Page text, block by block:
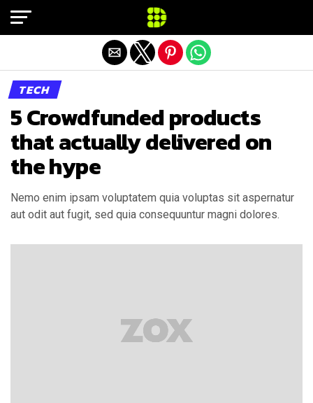
TECH
5 Crowdfunded products
that actually delivered on
the hype
Nemo enim ipsam voluptatem quia voluptas sit aspernatur
aut odit aut fugit, sed quia consequuntur magni dolores.
Exit mobile version